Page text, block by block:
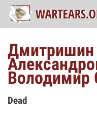
Володимир
Dead